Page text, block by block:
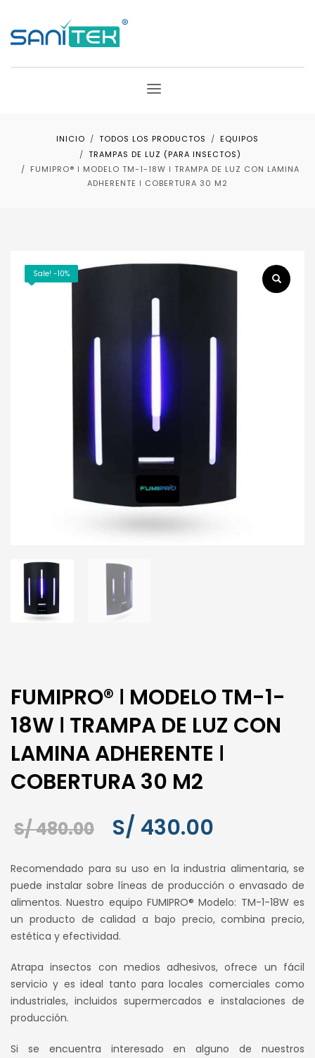
INICIO TODOS LOS PRODUCTOS
EQUIPOS
TRAMPAS DE LUZ (PARA INSECTOS)
FUMIPRO® ǀ MODELO TM-1-18W ǀ TRAMPA DE LUZ CON LAMINA
ADHERENTE ǀ COBERTURA 30 M2
Sale! -10%
FUMIPRO® ǀ MODELO TM-1-
18W ǀ TRAMPA DE LUZ CON
LAMINA ADHERENTE ǀ
COBERTURA 30 M2
S/480.00
El
original
era:
S/ 480.00.
S/ 430.00
actual
es:
Recomendado para su uso en la industria alimentaria, se
puede instalar sobre líneas de producción o envasado de
alimentos. Nuestro equipo FUMIPRO® Modelo: TM-1-18W es
un producto de calidad a bajo precio, combina precio,
estética y efectividad.
Atrapa insectos con medios adhesivos, ofrece un fácil
servicio y es ideal tanto para locales comerciales como
industriales, incluidos supermercados e instalaciones de
producción.
Si se encuentra interesado en alguno de nuestros